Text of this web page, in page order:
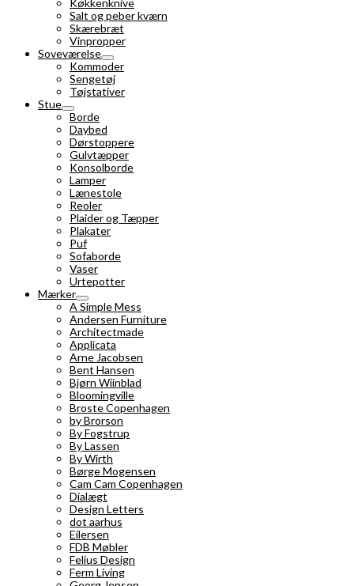
Køkkenknive
Salt og peber kværn
Skærebræt
Vinpropper
Soveværelse
Kommoder
Sengetøj
Tøjstativer
Stue
Borde
Daybed
Dørstoppere
Gulvtæpper
Konsolborde
Lamper
Lænestole
Reoler
Plaider og Tæpper
Plakater
Puf
Sofaborde
Vaser
Urtepotter
Mærker
A Simple Mess
Andersen Furniture
Architectmade
Applicata
Arne Jacobsen
Bent Hansen
Bjørn Wiinblad
Bloomingville
Broste Copenhagen
by Brorson
By Fogstrup
By Lassen
By Wirth
Børge Mogensen
Cam Cam Copenhagen
Dialægt
Design Letters
dot aarhus
Eilersen
FDB Møbler
Felius Design
Ferm Living